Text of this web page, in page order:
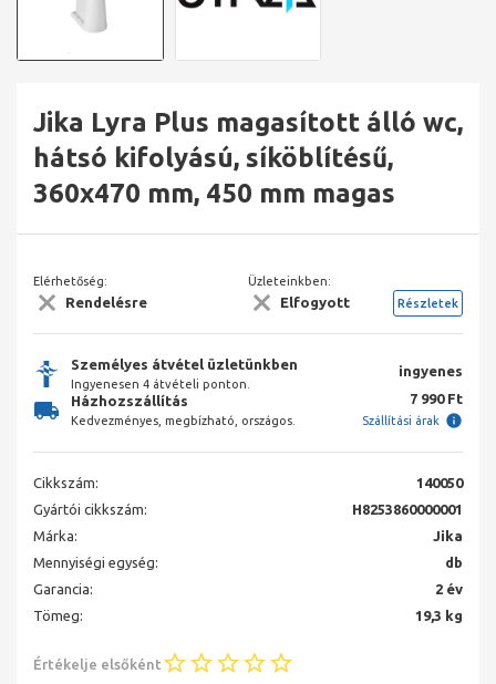
Jika Lyra Plus magasított álló wc,
hátsó kifolyású, síköblítésű,
360x470 mm, 450 mm magas
Elérhetőség:
Rendelésre
Üzleteinkben:
Elfogyott Részletek
Személyes átvétel üzletünkben
Ingyenesen 4 átvételi ponton.
ingyenes
Házhozszállítás
Kedvezményes, megbízható, országos.
7 990 Ft
Szállítási árak
Cikkszám:
140050
Gyártói cikkszám:
H8253860000001
Márka:
Jika
Mennyiségi egység:
db
Garancia:
2 év
Tömeg:
19,3 kg
Értékelje elsőként